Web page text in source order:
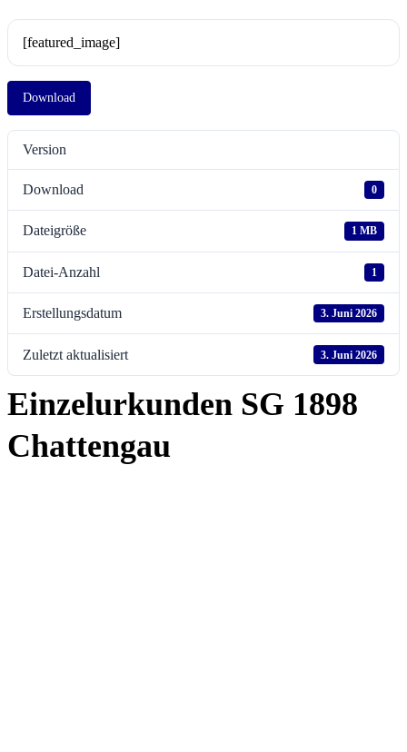
[featured_image]
Download
Version
Download 0
Dateigröße 1 MB
Datei-Anzahl 1
Erstellungsdatum 3. Juni 2026
Zuletzt aktualisiert 3. Juni 2026
Einzelurkunden SG 1898
Chattengau